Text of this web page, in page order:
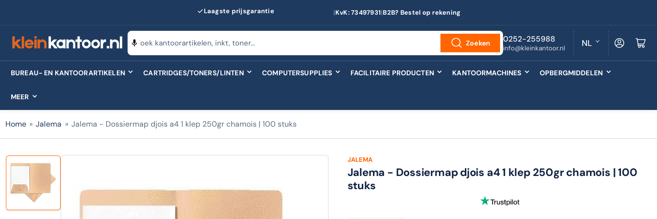
Laagste prijsgarantie |KvK: 73497931|B2B? Bestel op rekening
Zoeken
naar
producten
Zoeken 0252-255988
info@kleinkantoor.nl
T
a
a
NL Log in
BUREAU- EN KANTOORARTIKELEN CARTRIDGES/TONERS/LINTEN COMPUTERSUPPLIES FACILITAIRE PRODUCTEN KANTOORMACHINES OPBERGMIDDELEN
MEER
Home » Jalema » Jalema - Dossiermap djois a4 1 klep 250gr chamois | 100 stuks
afbeelding
1
in
JALEMA
Jalema - Dossiermap djois a4 1 klep 250gr chamois | 100
stuks